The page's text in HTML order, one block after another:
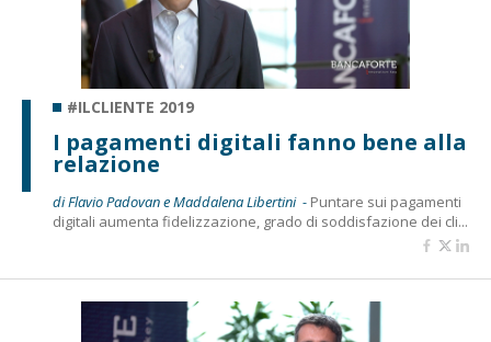
#ILCLIENTE 2019
I pagamenti digitali fanno bene alla
relazione
di Flavio Padovan e Maddalena Libertini - Puntare sui pagamenti
digitali aumenta fidelizzazione, grado di soddisfazione dei cli...